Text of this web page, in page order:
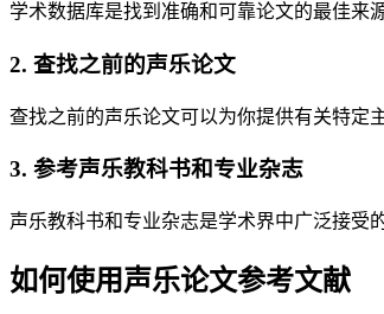
学术数据库是找到准确和可靠论文的最佳来
2. 查找之前的声乐论文
查找之前的声乐论文可以为你提供有关特定
3. 参考声乐教科书和专业杂志
声乐教科书和专业杂志是学术界中广泛接受
如何使用声乐论文参考文献